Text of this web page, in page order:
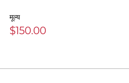
मूल्य
$150.00